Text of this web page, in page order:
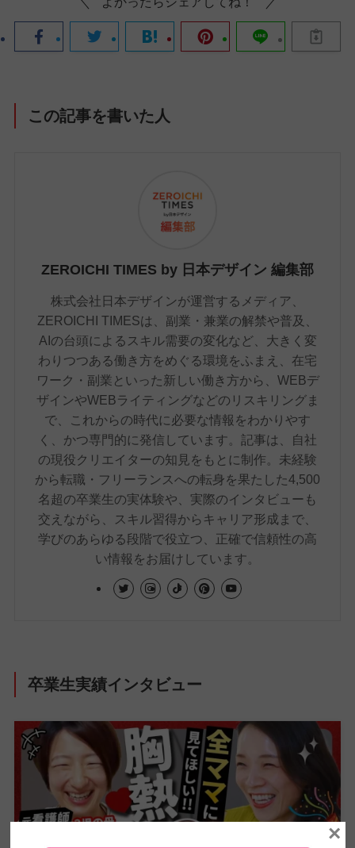
この記事を書いた人
ZEROICHI TIMES by 日本デザイン 編集部
株式会社日本デザインが運営するメディア、
ZEROICHI TIMESは、副業・兼業の解禁や普及、
AIの台頭によるスキル需要の変化など、大きく変
わりつつある働き方をめぐる環境をふまえ、在宅
ワーク・副業といった新しい働き方から、WEBデ
ザインやWEBライティングなどのリスキリングま
で、これからの時代に必要な情報をわかりやす
く、かつ専門的に発信しています。記事は、自社
の現役クリエイターの知見をもとに制作。未経験
から転職・フリーランスへの転身を果たした4,500
名超の卒業生の実体験や、実際のインタビューも
交えながら、スキル習得からキャリア形成まで、
学びのあらゆる段階で役立つ、正確で信頼性の高
い情報をお届けしています。
卒業生実績インタビュー
×